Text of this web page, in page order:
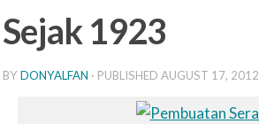
Sejak 1923
BY DONYALFAN · PUBLISHED AUGUST 17, 2012